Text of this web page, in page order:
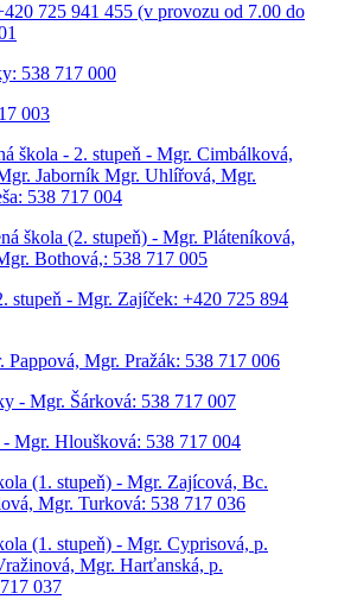
725 941 455 (v provozu od 7.00 do
538 717 000
003
škola - 2. stupeň - Mgr. Cimbálková,
Jaborník Mgr. Uhlířová, Mgr.
538 717 004
škola (2. stupeň) - Mgr. Pláteníková,
Bothová,: 538 717 005
stupeň - Mgr. Zajíček: +420 725 894
Mgr. Pražák: 538 717 006
- Mgr. Šárková: 538 717 007
Mgr. Hloušková: 538 717 004
(1. stupeň) - Mgr. Zajícová, Bc.
Mgr. Turková: 538 717 036
(1. stupeň) - Mgr. Cyprisová, p.
Mgr. Harťanská, p.
037